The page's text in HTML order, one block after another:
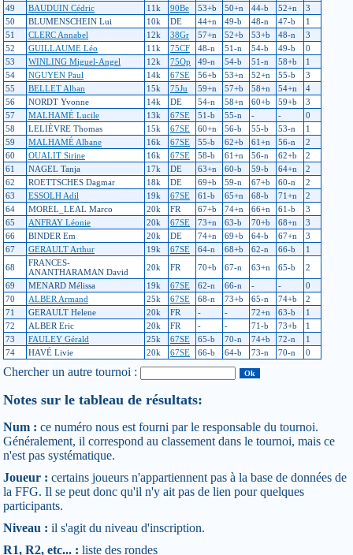
49
BAUDUIN Cédric 11k 90Be 53+b 50+n 44-b 52+n
3
50
BLUMENSCHEIN Lui 10k DE 44+n 49-b 48-n 47-b
1
51
CLERC Annabel 12k 38Gr 57+n 52+b 53+b 48-n
3
52
GUILLAUME Léo 11k 75CF 48-n 51-n 54-b 49-b
0
53
WINLING Miguel-Angel 12k 75Op 49-n 54-b 51-n 58+b
1
54
NGUYEN Paul 14k 67SE 56+b 53+n 52+n 55-b
3
55
BELLET Alban 15k 75Ju 59+n 57+b 58+n 54+n
4
56
NORDT Yvonne 14k DE 54-n 58+n 60+b 59+b
3
57
MALHAMÉ Lucile 13k 67SE 51-b 55-n - -
0
58
LELIÈVRE Thomas 15k 67SE 60+n 56-b 55-b 53-n
1
59
MALHAMÉ Albane 16k 67SE 55-b 62+b 61+n 56-n
2
60
OUALIT Sirine 16k 67SE 58-b 61+n 56-n 62+b
2
61
NAGEL Tanja 17k DE 63+n 60-b 59-b 64+n
2
62
ROETTSCHES Dagmar 18k DE 69+b 59-n 67+b 60-n
2
63
ESSOLH Adil 19k 67SE 61-b 65+n 68-b 71+n
2
64
MOREL_LEAL Marco 20k FR 67+b 74+n 66+n 61-b
3
65
ANFRAY Léonie 20k 67SE 73+n 63-b 70+b 68+n
3
66
BINDER Em 20k DE 74+n 69+b 64-b 67+n
3
67
GERAULT Arthur 19k 67SE 64-n 68+b 62-n 66-b
1
68
FRANCES-
ANANTHARAMAN David
20k FR 70+b 67-n 63+n 65-b
2
69
MENARD Mélissa 19k 67SE 62-n 66-n - -
0
70
ALBER Armand 25k 67SE 68-n 73+b 65-n 74+b
2
71
GERAULT Helene 20k FR - - 72+n 63-b
1
72
ALBER Eric 20k FR - - 71-b 73+b
1
73
FAULEY Gérald 25k 67SE 65-b 70-n 74+b 72-n
1
74
HAVÉ Livie 20k 67SE 66-b 64-b 73-n 70-n 0
Chercher un autre tournoi :
Notes sur le tableau de résultats:
Num : ce numéro nous est fourni par le responsable du tournoi.
Généralement, il correspond au classement dans le tournoi, mais ce
n'est pas systématique.
Joueur : certains joueurs n'appartiennent pas à la base de données de
la FFG. Il se peut donc qu'il n'y ait pas de lien pour quelques
participants.
Niveau : il s'agit du niveau d'inscription.
R1, R2, etc... : liste des rondes